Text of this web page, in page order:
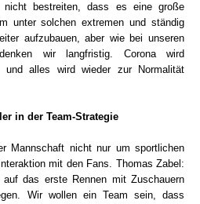
nicht bestreiten, dass es eine große
unter solchen extremen und ständig
aufzubauen, aber wie bei unseren
wir langfristig. Corona wird
und alles wird wieder zur Normalität
in der Team-Strategie
Mannschaft nicht nur um sportlichen
mit den Fans. Thomas Zabel:
das erste Rennen mit Zuschauern
Wir wollen ein Team sein, dass